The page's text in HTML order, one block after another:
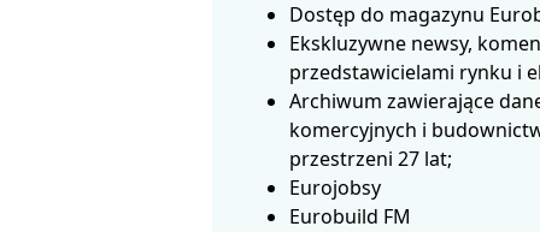
Dostęp do magazynu
Ekskluzywne newsy,
przedstawicielami rynku i
Archiwum zawierające
komercyjnych i
przestrzeni 27 lat;
Eurojobsy
Eurobuild FM